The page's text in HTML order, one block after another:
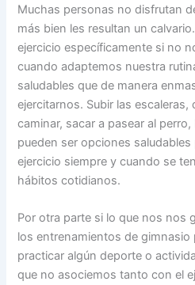
Muchas personas no disfrutan
más bien les resultan un
ejercicio específicamente si no
cuando adaptemos nuestra
saludables que de manera
ejercitarnos. Subir las escaleras,
caminar, sacar a pasear al perro,
pueden ser opciones
ejercicio siempre y cuando se
hábitos cotidianos.
Por otra parte si lo que nos nos
los entrenamientos de
practicar algún deporte o
que no asociemos tanto con el